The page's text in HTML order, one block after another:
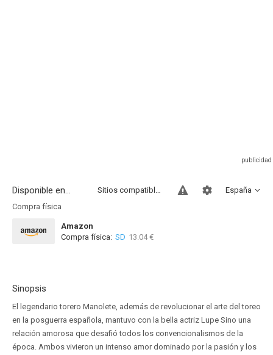
Disponible en... España
Sitios compatibles
Compra física
Amazon
Compra física: SD 13.04 €
Sinopsis
El legendario torero Manolete, además de revolucionar el arte del toreo
en la posguerra española, mantuvo con la bella actriz Lupe Sino una
relación amorosa que desafió todos los convencionalismos de la
época. Ambos vivieron un intenso amor dominado por la pasión y los